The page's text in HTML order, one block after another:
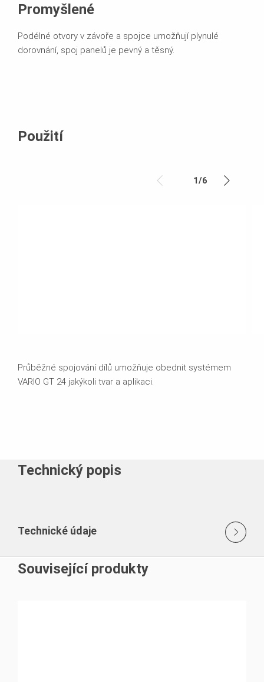
Promyšlené
Podélné otvory v závoře a spojce umožňují plynulé
dorovnání, spoj panelů je pevný a těsný.
Použití
1/6
Průběžné spojování dílů umožňuje obednit systémem
VARIO GT 24 jakýkoli tvar a aplikaci.
Technický popis
Technické údaje
Související produkty